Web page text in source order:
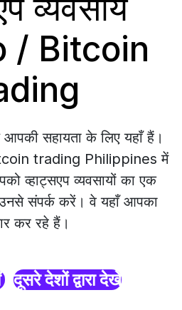
/ Bitcoin
आपकी सहायता के लिए यहाँ हैं।
trading Philippines में
व्हाट्सएप व्यवसायों का एक
संपर्क करें। वे यहाँ आपका
कर रहे हैं।
दूसरे देशों द्वारा देखें